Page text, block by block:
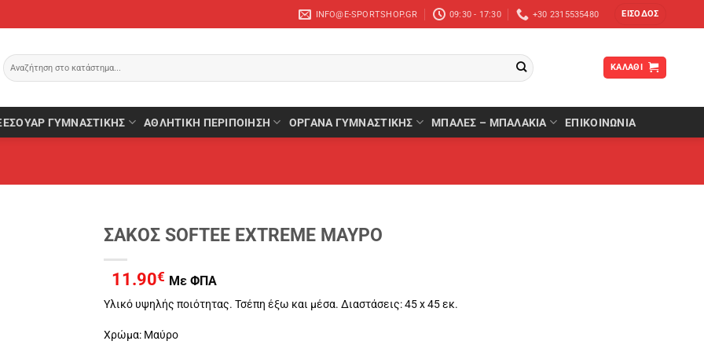
INFO@E-SPORTSHOP.GR 09:30 - 17:30 +30 2315535480 ΕΊΣΟΔΟΣ
Αναζήτηση
για:
ΚΑΛΆΘΙ
ΓΥΜΝΑΣΤΙΚΉΣ ΑΘΛΗΤΙΚΉ ΠΕΡΙΠΟΊΗΣΗ ΌΡΓΑΝΑ ΓΥΜΝΑΣΤΙΚΉΣ ΜΠΆΛΕΣ – ΜΠΑΛΆΚΙΑ ΕΠΙΚΟΙΝΩΝΙΑ
ΣΑΚΟΣ SOFTEE EXTREME ΜΑΥΡΟ
11.90€ Με ΦΠΑ
Υλικό υψηλής ποιότητας. Τσέπη έξω και μέσα. Διαστάσεις: 45 x 45 εκ.
Χρώμα: Μαύρο